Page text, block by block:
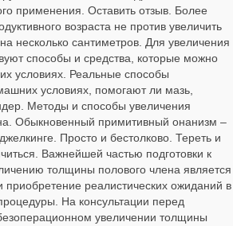
применения. Оставить отзыв. Более
возраста не против увеличить
несколько сантиметров. Для увеличения
способы и средства, которые можно
условиях. Реальные способы
условиях, помогают ли мазь,
Методы и способы увеличения
Обыкновенный примитивный онанизм –
Просто и бестолково. Тереть и
Важнейшей частью подготовки к
толщины полового члена является
реалистических ожиданий в
На консультации перед
увеличении толщины